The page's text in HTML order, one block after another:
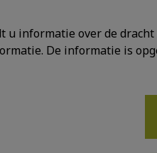
u informatie over de
De informatie is